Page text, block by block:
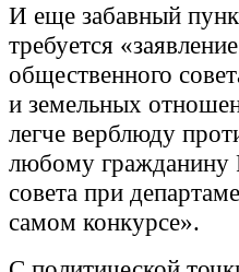
И еще забавный
требуется
общественного
и земельных
легче верблюду
любому гражданину
совета при
самом конкурсе».